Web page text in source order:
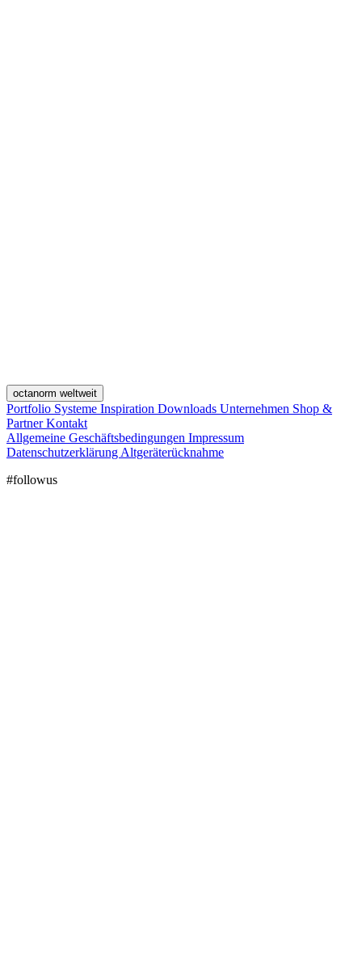
octanorm weltweit
Portfolio Systeme Inspiration Downloads Unternehmen Shop &
PartnerKontakt
Allgemeine Geschäftsbedingungen Impressum
Datenschutzerklärung Altgeräterücknahme
#followus